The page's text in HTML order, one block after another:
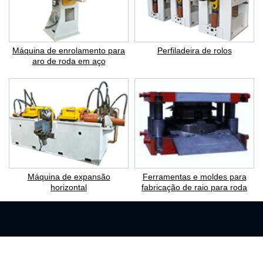
Máquina de enrolamento para
aro de roda em aço
Perfiladeira de rolos
Máquina de expansão
horizontal
Ferramentas e moldes para
fabricação de raio para roda